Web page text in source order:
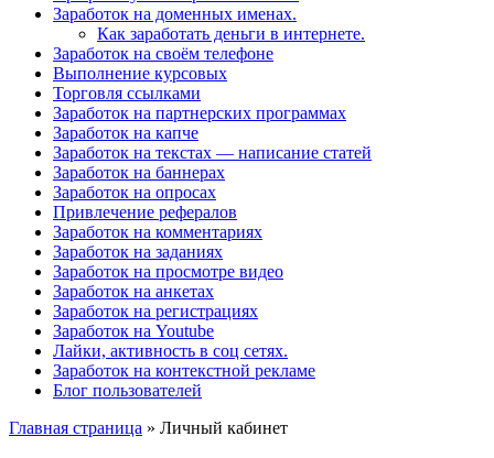
Заработок на доменных именах.
Как заработать деньги в интернете.
Заработок на своём телефоне
Выполнение курсовых
Торговля ссылками
Заработок на партнерских программах
Заработок на капче
Заработок на текстах — написание статей
Заработок на баннерах
Заработок на опросах
Привлечение рефералов
Заработок на комментариях
Заработок на заданиях
Заработок на просмотре видео
Заработок на анкетах
Заработок на регистрациях
Заработок на Youtube
Лайки, активность в соц сетях.
Заработок на контекстной рекламе
Блог пользователей
Главная страница » Личный кабинет